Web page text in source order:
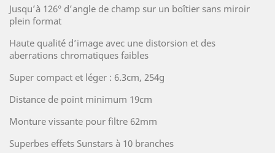
Jusqu’à 126° d’angle de champ sur un boîtier sans miroir
plein format
Haute qualité d’image avec une distorsion et des
aberrations chromatiques faibles
Super compact et léger : 6.3cm, 254g
Distance de point minimum 19cm
Monture vissante pour filtre 62mm
Superbes effets Sunstars à 10 branches